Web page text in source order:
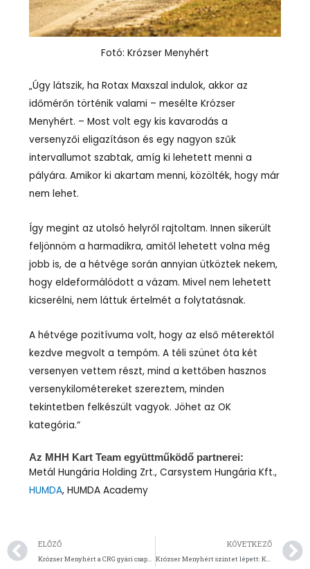
Fotó: Krózser Menyhért
„Úgy látszik, ha Rotax Maxszal indulok, akkor az
időmérőn történik valami – mesélte Krózser
Menyhért. – Most volt egy kis kavarodás a
versenyzői eligazításon és egy nagyon szűk
intervallumot szabtak, amíg ki lehetett menni a
pályára. Amikor ki akartam menni, közölték, hogy már
nem lehet.
Így megint az utolsó helyről rajtoltam. Innen sikerült
feljönnöm a harmadikra, amitől lehetett volna még
jobb is, de a hétvége során annyian ütköztek nekem,
hogy eldeformálódott a vázam. Mivel nem lehetett
kicserélni, nem láttuk értelmét a folytatásnak.
A hétvége pozitívuma volt, hogy az első méterektől
kezdve megvolt a tempóm. A téli szünet óta két
versenyen vettem részt, mind a kettőben hasznos
versenykilométereket szereztem, minden
tekintetben felkészült vagyok. Jöhet az OK
kategória.“
Az MHH Kart Team együttműködő partnerei:
Metál Hungária Holding Zrt., Carsystem Hungária Kft.,
HUMDA, HUMDA Academy
Előző
ELŐZŐ
Krózser Menyhért a CRG gyári csapatával tesztelt
KÖVETKEZŐ
Krózser Menyhért szintet lépett: KZ2-t tesztelt